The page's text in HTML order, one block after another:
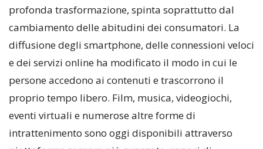
profonda trasformazione, spinta soprattutto dal
cambiamento delle abitudini dei consumatori. La
diffusione degli smartphone, delle connessioni veloci
e dei servizi online ha modificato il modo in cui le
persone accedono ai contenuti e trascorrono il
proprio tempo libero. Film, musica, videogiochi,
eventi virtuali e numerose altre forme di
intrattenimento sono oggi disponibili attraverso